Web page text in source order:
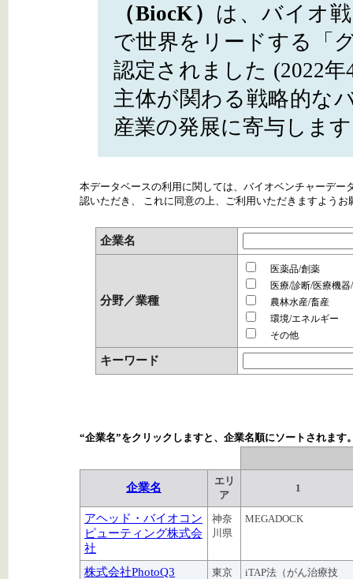
（BiocK） は、バイオ
で世界をリードする「
認定されました (2022
主体が関わる戦略的な
産業の発展に寄与しま
本データベースの利用に関しては、バイオベンチャーデ
認いただき、 これに同意の上、ご利用いただきますよう
企業名
分野／業種
医薬品/創薬
医療/診断/医療機器
農林水産/畜産
環境/エネルギー
その他
キーワード
“企業名”をクリックしますと、企業名順にソートされます
企業名
エリ
ア
1
アヘッド・バイオコン
ピューティング株式会
社
神奈
川県
MEGADOCK
株式会社PhotoQ3
東京
iTAP法（がん治療技